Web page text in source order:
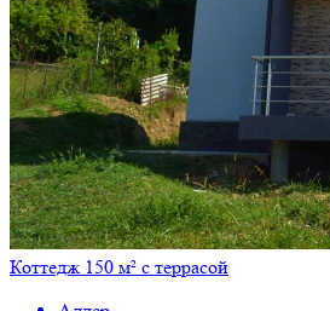
Коттедж 150 м² с террасой